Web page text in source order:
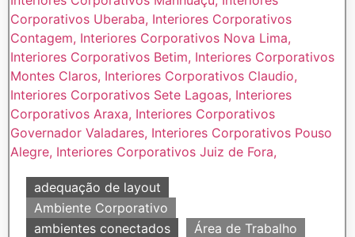
adequação de layout
Ambiente Corporativo
ambientes conectados
Área de Trabalho